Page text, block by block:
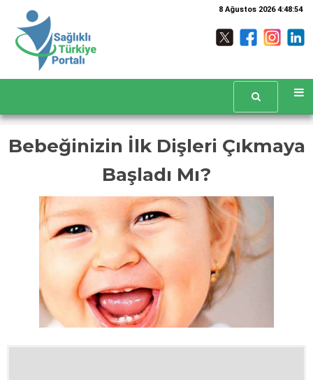
8 Ağustos 2026 4:48:54
Bebeğinizin İlk Dişleri Çıkmaya
Başladı Mı?